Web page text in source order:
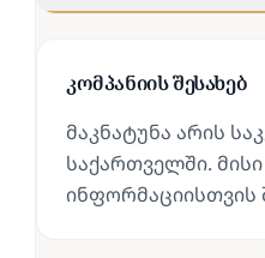
კომპანიის შესახებ
მაკნატუნა არის
საქართველში.
ინფორმაციისთვის